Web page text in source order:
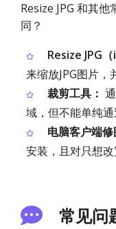
Resize JPG 和其
同？
Resize JPG
来缩放JPG图片，
裁剪工具：
域，但不能单纯
电脑客户端修
安装，且对只想
常见问